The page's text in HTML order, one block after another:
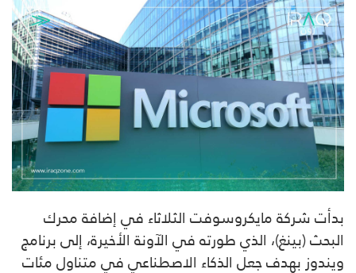
بدأت شركة مايكروسوفت الثلاثاء في إضافة محرك
البحث (بينغ)، الذي طورته في الآونة الأخيرة، إلى برنامج
ويندوز بهدف جعل الذكاء الاصطناعي في متناول مئات